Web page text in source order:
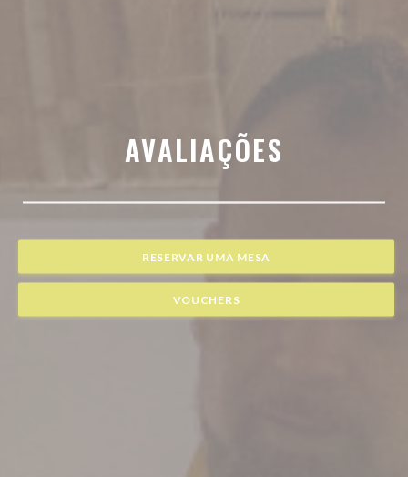
AVALIAÇÕES
RESERVAR UMA MESA
VOUCHERS